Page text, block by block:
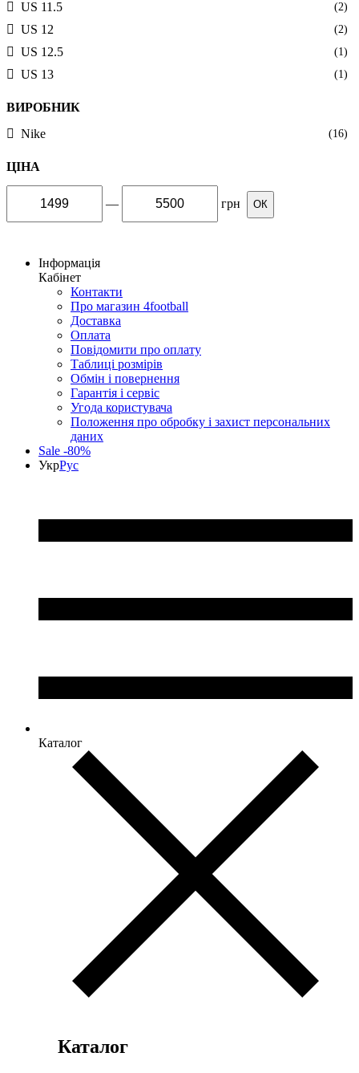
US 11.5 (2)
US 12 (2)
US 12.5 (1)
US 13 (1)
ВИРОБНИК
Nike
(16)
ЦІНА
— грн ОК
Інформація
Кабінет
Контакти
Про магазин 4football
Доставка
Оплата
Повідомити про оплату
Таблиці розмірів
Обмін і повернення
Гарантія і сервіс
Угода користувача
Положення про обробку і захист персональних
даних
Sale -80%
УкрРус
Каталог
Каталог